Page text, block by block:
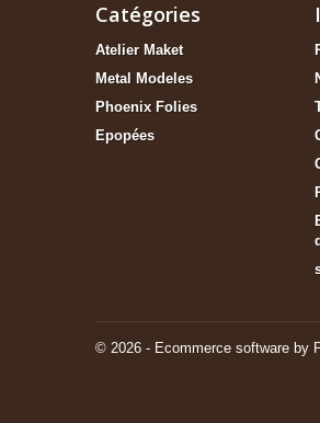
Catégories
Atelier Maket
Metal Modeles
Phoenix Folies
Epopées
© 2026 - Ecommerce software by